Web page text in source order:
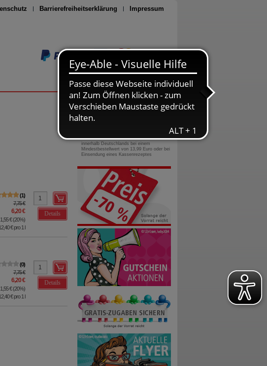
Barrierefreiheitserklärung Impressum
Seite drucken
1
7,75 €
6,20 €
1,55 €(20%)
€pro 1 l
Details
0
7,75 €
6,20 €
1,55 €(20%)
€pro 1 l
Details
0800-10 11 422
gebührenfreie Rufnummer
innerhalb Deutschlands bei einem
Mindestbestellwert von 13,99 Euro oder bei
Einsendung eines Kassenrezeptes